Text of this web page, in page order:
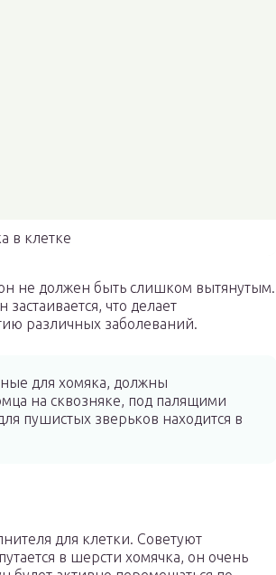
в клетке
не должен быть слишком вытянутым.
что делает
различных заболеваний.
для хомяка, должны
на сквозняке, под палящими
пушистых зверьков находится в
для клетки. Советуют
в шерсти хомячка, он очень